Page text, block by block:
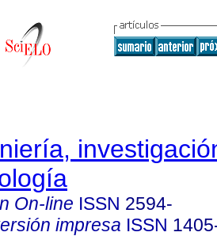
On-line ISSN 2594-
impresa ISSN